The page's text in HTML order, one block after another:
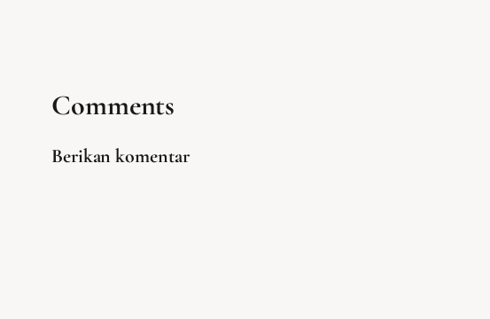
Comments
Berikan komentar